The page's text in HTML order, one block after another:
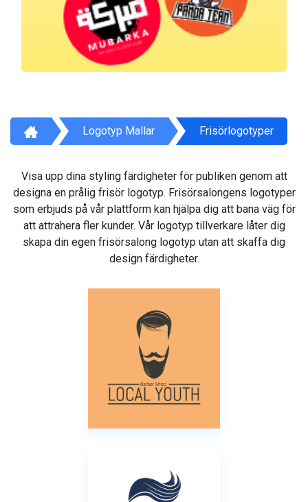
Logotyp Mallar Frisörlogotyper
Visa upp dina styling färdigheter för publiken genom att
designa en prålig frisör logotyp. Frisörsalongens logotyper
som erbjuds på vår plattform kan hjälpa dig att bana väg för
att attrahera fler kunder. Vår logotyp tillverkare låter dig
skapa din egen frisörsalong logotyp utan att skaffa dig
design färdigheter.